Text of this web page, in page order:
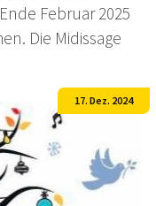
Februar 2025
Die Midissage
17. Dez. 2024